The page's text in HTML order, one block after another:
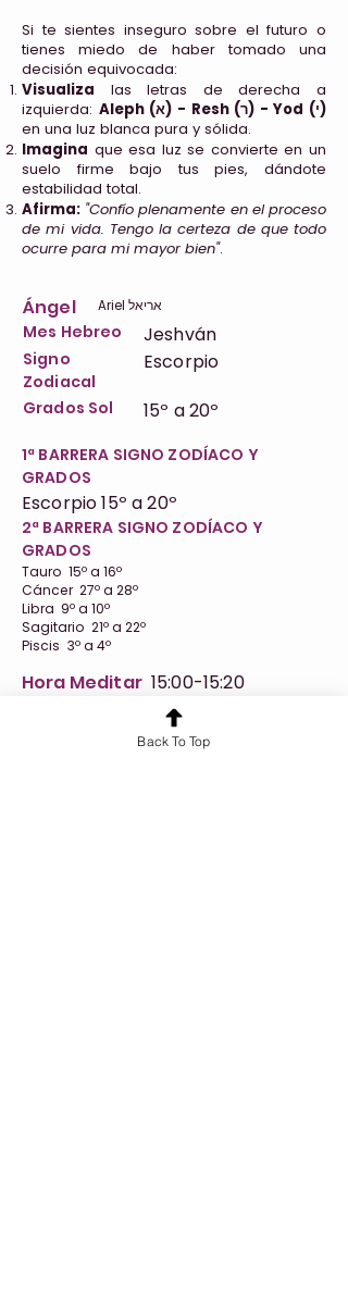
Si te sientes inseguro sobre el futuro o
tienes miedo de haber tomado una
decisión equivocada:
Visualiza las letras de derecha a
izquierda:
Aleph (א) - Resh (ר) - Yod (י)
en una luz blanca pura y sólida.
Imagina que esa luz se convierte en un
suelo firme bajo tus pies, dándote
estabilidad total.
Afirma: "Confío plenamente en el proceso
de mi vida. Tengo la certeza de que todo
ocurre para mi mayor bien".
Ángel Ariel אריאל
Mes Hebreo Jeshván
Signo
Zodiacal
Escorpio
Grados Sol 15º a 20º
1ª BARRERA SIGNO ZODÍACO Y
GRADOS
Escorpio 15º a 20º
2ª BARRERA SIGNO ZODÍACO Y
GRADOS
Tauro 15º a 16º
Cáncer 27º a 28º
Libra 9º a 10º
Sagitario 21º a 22º
Piscis 3º a 4º
Hora Meditar 15:00-15:20
https://www.youtube.com/watch?
v=WnbcpD8bLmE&list=PLfAQPnNYMe0B6EtbD
Back To Top